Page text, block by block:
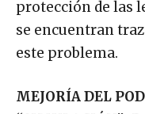
protección de las
se encuentran
este problema.
MEJORÍA DEL